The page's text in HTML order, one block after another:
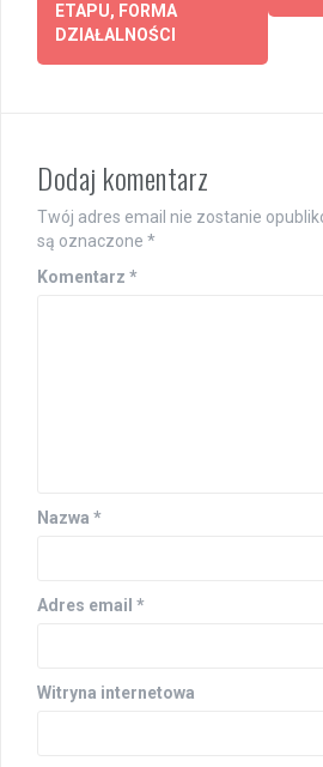
ETAPU, FORMA
DZIAŁALNOŚCI
Dodaj komentarz
Twój adres email nie zostanie
są oznaczone *
Komentarz *
Nazwa *
Adres email *
Witryna internetowa